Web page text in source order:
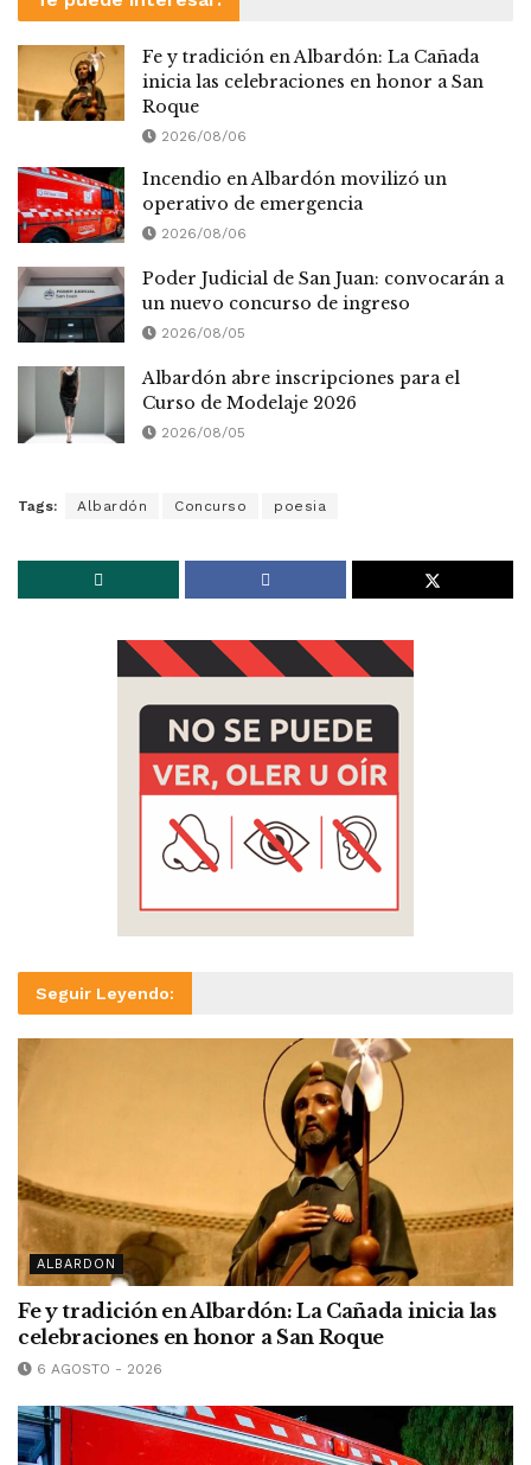
Fe y tradición en Albardón: La Cañada
inicia las celebraciones en honor a San
Roque
2026/08/06
Incendio en Albardón movilizó un
operativo de emergencia
2026/08/06
Poder Judicial de San Juan: convocarán a
un nuevo concurso de ingreso
2026/08/05
Albardón abre inscripciones para el
Curso de Modelaje 2026
2026/08/05
Tags: Albardón Concurso poesia
Seguir Leyendo:
ALBARDON
Fe y tradición en Albardón: La Cañada inicia las
celebraciones en honor a San Roque
6 AGOSTO - 2026